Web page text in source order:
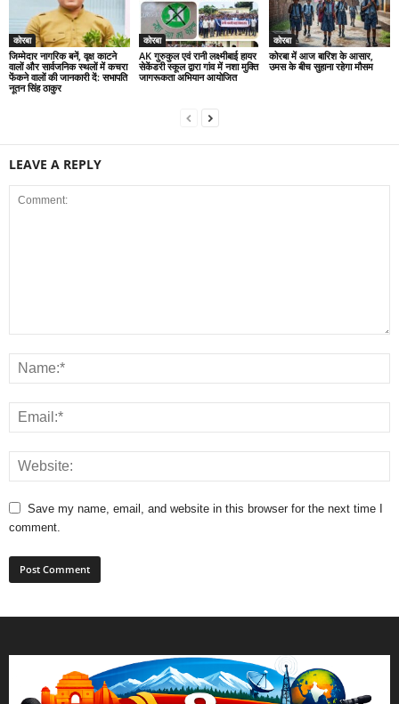
कोरबा
जिम्मेदार नागरिक बनें, वृक्ष काटने
वालों और सार्वजनिक स्थलों में कचरा
फेंकने वालों की जानकारी दें: सभापति
नूतन सिंह ठाकुर
कोरबा
AK गुरुकुल एवं रानी लक्ष्मीबाई हायर
सेकेंडरी स्कूल द्वारा गांव में नशा मुक्ति
जागरूकता अभियान आयोजित
कोरबा
कोरबा में आज बारिश के आसार,
उमस के बीच सुहाना रहेगा मौसम
LEAVE A REPLY
Save my name, email, and website in this browser for the next time I
comment.